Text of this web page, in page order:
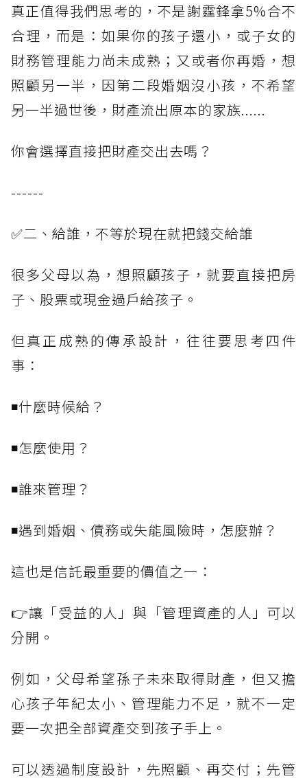
真正值得我們思考的，不是謝霆鋒拿5%合不
合理，而是：如果你的孩子還小，或子女的
財務管理能力尚未成熟；又或者你再婚，想
照顧另一半，因第二段婚姻沒小孩，不希望
另一半過世後，財產流出原本的家族......
你會選擇直接把財產交出去嗎？
------
✅二、給誰，不等於現在就把錢交給誰
很多父母以為，想照顧孩子，就要直接把房
子、股票或現金過戶給孩子。
但真正成熟的傳承設計，往往要思考四件
事：
◾什麼時候給？
◾怎麼使用？
◾誰來管理？
◾遇到婚姻、債務或失能風險時，怎麼辦？
這也是信託最重要的價值之一：
👉讓「受益的人」與「管理資產的人」可以
分開。
例如，父母希望孫子未來取得財產，但又擔
心孩子年紀太小、管理能力不足，就不一定
要一次把全部資產交到孩子手上。
可以透過制度設計，先照顧、再交付；先管